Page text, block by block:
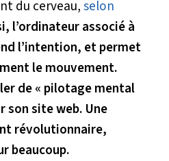
du cerveau,selon
l’ordinateur associé à
l’intention, et permet
le mouvement.
de« pilotage mental
son site web. Une
révolutionnaire,
beaucoup.